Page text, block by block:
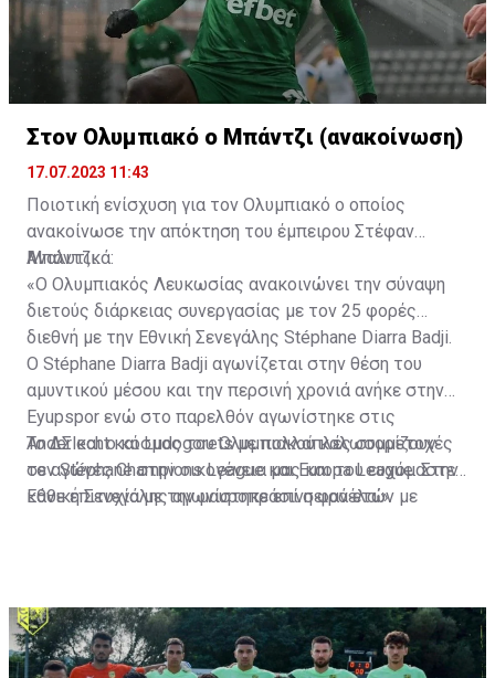
Στον Ολυμπιακό ο Μπάντζι (ανακοίνωση)
17.07.2023 11:43
Ποιοτική ενίσχυση για τον Ολυμπιακό ο οποίος
ανακοίνωσε την απόκτηση του έμπειρου Στέφαν
Μπάντζι.
Αναλυτικά:
«Ο Ολυμπιακός Λευκωσίας ανακοινώνει την σύναψη
διετούς διάρκειας συνεργασίας με τον 25 φορές
διεθνή με την Εθνική Σενεγάλης Stéphane Diarra Badji.
Ο Stéphane Diarra Badji αγωνίζεται στην θέση του
αμυντικού μέσου και την περσινή χρονιά ανήκε στην
Eyupspor ενώ στο παρελθόν αγωνίστηκε στις
Anderlecht και Ludogorets με πολλαπλές συμμετοχές
σε αγώνες Champions League και Europa League. Στην
Εθνική Σενεγάλης αγωνίστηκε επί σειρά ετών με
Το ΔΣ και ο κόσμος του Ολυμπιακού καλωσορίζουν
τον Stéphane στην οικογένεια μας και του ευχόμαστε
κάθε επιτυχία με την μαυροπράσινη φανέλα.»